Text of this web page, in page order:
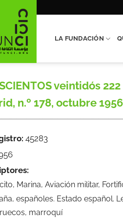
LA FUNDACIÓN
veintidós
n.º 178, octubre
45283
Marina, Aviación militar,
españoles. Estado español.
marroquí